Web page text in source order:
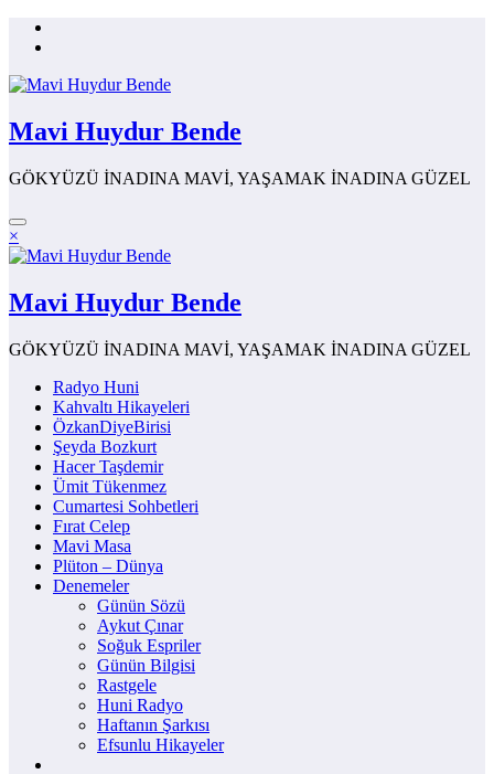
İçeriğe
Mavi Huydur Bende
GÖKYÜZÜ İNADINA MAVİ, YAŞAMAK İNADINA GÜZEL
×
Mavi Huydur Bende
GÖKYÜZÜ İNADINA MAVİ, YAŞAMAK İNADINA GÜZEL
Radyo Huni
Kahvaltı Hikayeleri
ÖzkanDiyeBirisi
Şeyda Bozkurt
Hacer Taşdemir
Ümit Tükenmez
Cumartesi Sohbetleri
Fırat Celep
Mavi Masa
Plüton – Dünya
Denemeler
Günün Sözü
Aykut Çınar
Soğuk Espriler
Günün Bilgisi
Rastgele
Huni Radyo
Haftanın Şarkısı
Efsunlu Hikayeler